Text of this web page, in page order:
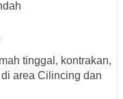
tinggal, kontrakan,
area Cilincing dan